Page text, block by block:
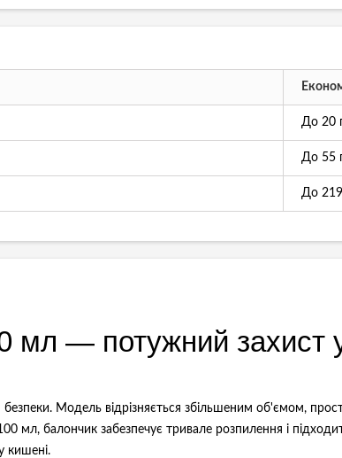
До 20
До 55
До
мл — потужний захист
Модель відрізняється збільшеним об'ємом,
мл, балончик забезпечує тривале розпилення і
кишені.